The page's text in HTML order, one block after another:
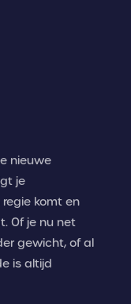
nieuwe
je
komt en
Of je nu net
gewicht, of al
is altijd